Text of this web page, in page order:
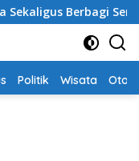
Berbagi Sembako
Politik Wisata Oto